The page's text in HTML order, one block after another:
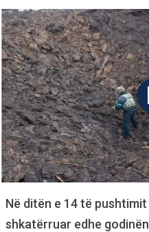
Në ditën e 14 të
shkatërruar edhe